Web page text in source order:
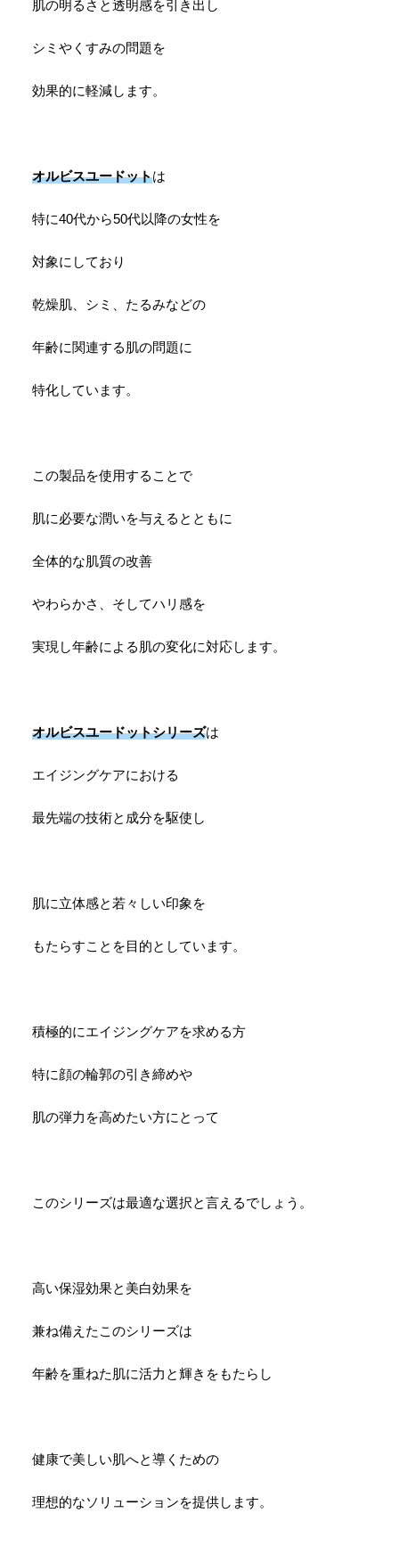
肌の明るさと透明感を引き出し
シミやくすみの問題を
効果的に軽減します。
オルビスユードットは
特に40代から50代以降の女性を
対象にしており
乾燥肌、シミ、たるみなどの
年齢に関連する肌の問題に
特化しています。
この製品を使用することで
肌に必要な潤いを与えるとともに
全体的な肌質の改善
やわらかさ、そしてハリ感を
実現し年齢による肌の変化に対応します。
オルビスユードットシリーズは
エイジングケアにおける
最先端の技術と成分を駆使し
肌に立体感と若々しい印象を
もたらすことを目的としています。
積極的にエイジングケアを求める方
特に顔の輪郭の引き締めや
肌の弾力を高めたい方にとって
このシリーズは最適な選択と言えるでしょう。
高い保湿効果と美白効果を
兼ね備えたこのシリーズは
年齢を重ねた肌に活力と輝きをもたらし
健康で美しい肌へと導くための
理想的なソリューションを提供します。